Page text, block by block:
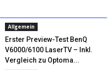
Allgemein
Erster Preview-Test BenQ
V6000/6100 LaserTV – Inkl.
Vergleich zu Optoma...